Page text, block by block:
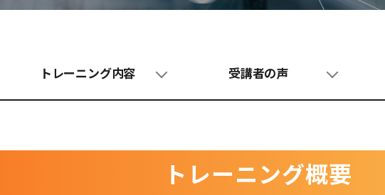
トレーニング内容 受講者の声
トレーニング概要